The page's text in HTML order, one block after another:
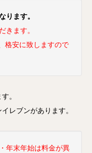
ります。
ます。
格安に致しますので
。
レブンがあります。
年末年始は料金が異